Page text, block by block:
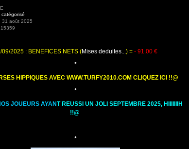
catégorisé
31 août 2025
09/2025 : BENEFICES NETS (Mises deduites...) = - 91.00€
*
HIPPIQUES AVEC WWW.TURFY2010.COM CLIQUEZ ICI !!@
*
JOUEURS AYANT REUSSI UN JOLI SEPTEMBRE 2025, HIIIIIIIH
!!@
*